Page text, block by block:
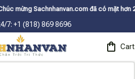
đã có mặt hơn 200 quốc
7: +1 (818) 869 8696
Cart